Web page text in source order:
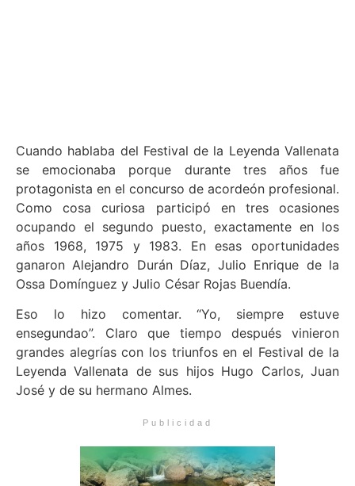
Cuando hablaba del Festival de la Leyenda Vallenata
se emocionaba porque durante tres años fue
protagonista en el concurso de acordeón profesional.
Como cosa curiosa participó en tres ocasiones
ocupando el segundo puesto, exactamente en los
años 1968, 1975 y 1983. En esas oportunidades
ganaron Alejandro Durán Díaz, Julio Enrique de la
Ossa Domínguez y Julio César Rojas Buendía.
Eso lo hizo comentar. “Yo, siempre estuve
ensegundao”. Claro que tiempo después vinieron
grandes alegrías con los triunfos en el Festival de la
Leyenda Vallenata de sus hijos Hugo Carlos, Juan
José y de su hermano Almes.
Publicidad